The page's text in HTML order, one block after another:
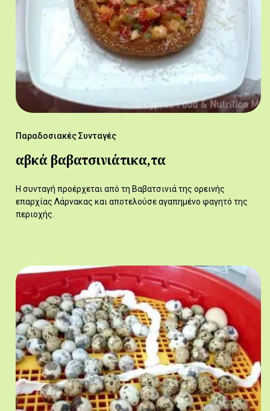
Παραδοσιακές Συνταγές
αβκά βαβατσινιάτικα,τα
Η συνταγή προέρχεται από τη Βαβατσινιά της ορεινής
επαρχίας Λάρνακας και αποτελούσε αγαπημένο φαγητό της
περιοχής.